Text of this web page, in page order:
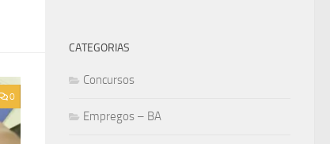
0
CATEGORIAS
Concursos
Empregos – BA